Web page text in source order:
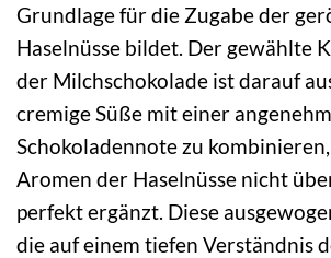
Grundlage für die Zugabe der
Haselnüsse bildet. Der gewählte
der Milchschokolade ist darauf
cremige Süße mit einer
Schokoladennote zu
Aromen der Haselnüsse nicht
perfekt ergänzt. Diese
die auf einem tiefen Verständnis